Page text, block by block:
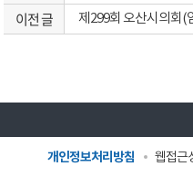
이전 글 제299회 오산시의회(
개인정보처리방침 웹접근